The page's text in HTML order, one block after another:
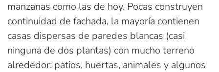
manzanas como las de hoy. Pocas construyen
continuidad de fachada, la mayoría contienen
casas dispersas de paredes blancas (casi
ninguna de dos plantas) con mucho terreno
alrededor: patios, huertas, animales y algunos